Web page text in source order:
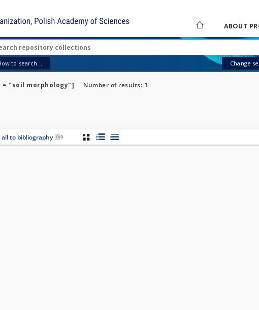
ABOUT
to search... Change
= "soil morphology"] Number of results: 1
all to bibliography